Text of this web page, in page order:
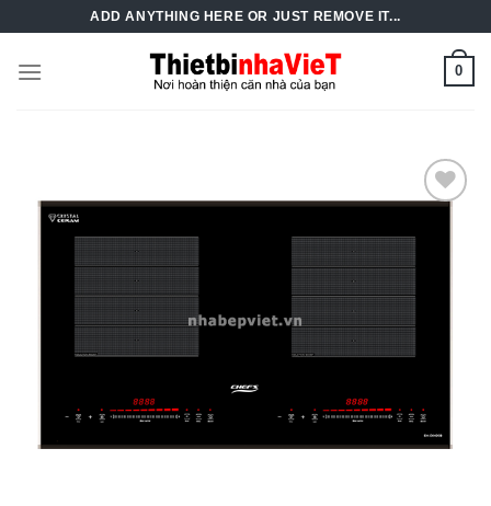
content
ADD ANYTHING HERE OR JUST REMOVE IT...
0
Wishlist